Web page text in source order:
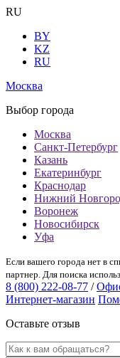
RU
BY
KZ
RU
Москва
Выбор города
Москва
Санкт-Петербург
Казань
Екатеринбург
Краснодар
Нижний
Воронеж
Новосибирск
Уфа
Если вашего города нет в
партнер. Для поиска
8 (800) 222-08-77 /
Интернет-магазин
Оставьте отзыв